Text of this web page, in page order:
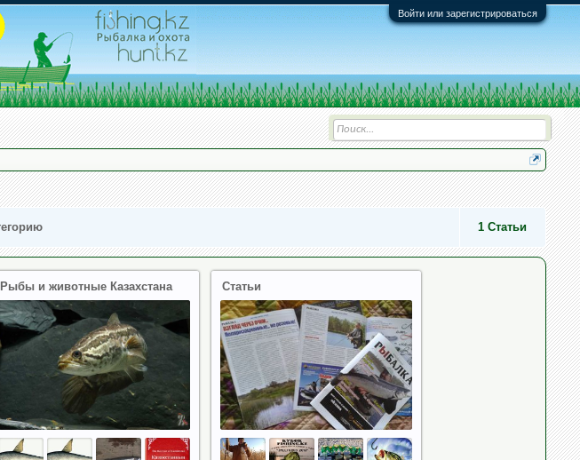
Войти или зарегистрироваться
1Статьи
Рыбы и животные Казахстана Статьи